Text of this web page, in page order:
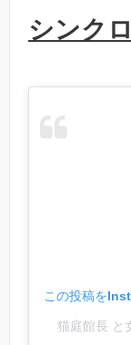
シンク
この投稿を
猫庭館長 と